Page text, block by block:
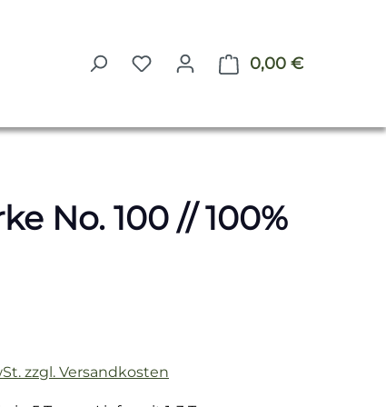
0,00 €
No. 100 // 100%
zzgl. Versandkosten